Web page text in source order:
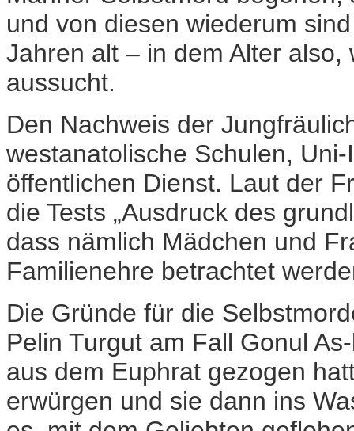
und von diesen wiederum
Jahren alt – in dem Alter
aussucht.
Den Nachweis der
westanatolische Schulen,
öffentlichen Dienst. Laut der
die Tests „Ausdruck des
dass nämlich Mädchen und
Familienehre betrachtet
Die Gründe für die
Pelin Turgut am Fall Gonul
aus dem Euphrat gezogen
erwürgen und sie dann ins